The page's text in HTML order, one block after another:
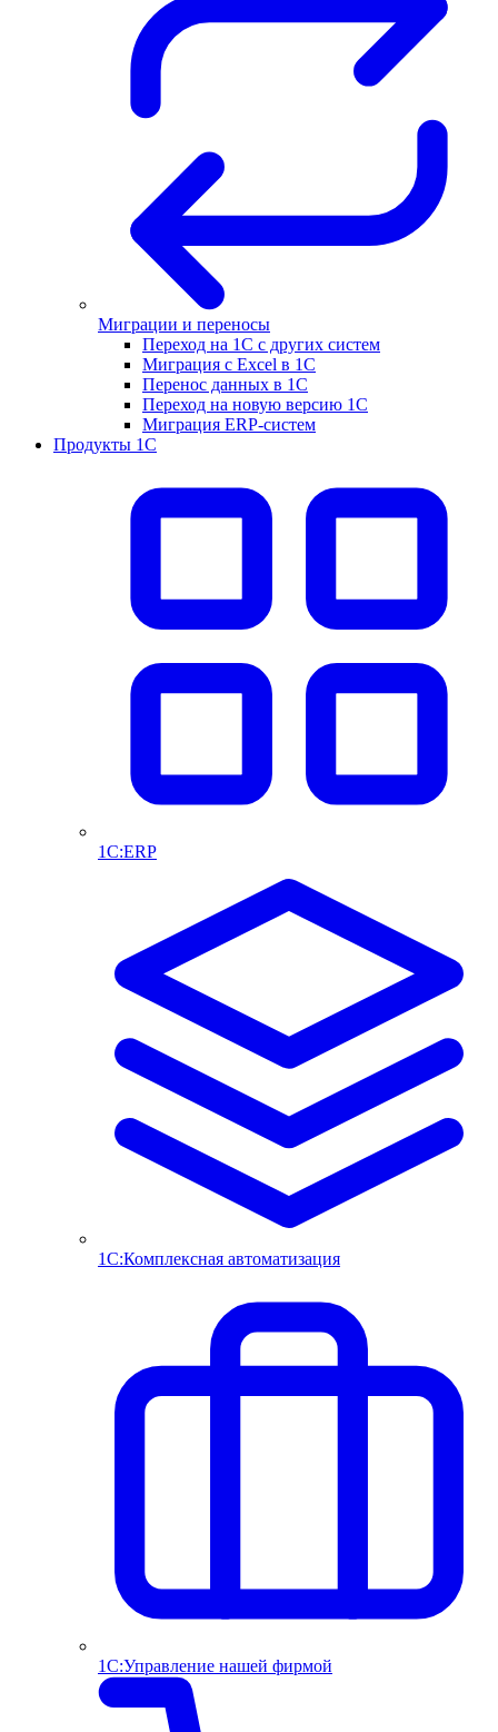
Миграции и переносы
Переход на 1С с других систем
Миграция с Excel в 1С
Перенос данных в 1С
Переход на новую версию 1С
Миграция ERP-систем
Продукты 1С
1С:ERP
1С:Комплексная автоматизация
1С:Управление нашей фирмой